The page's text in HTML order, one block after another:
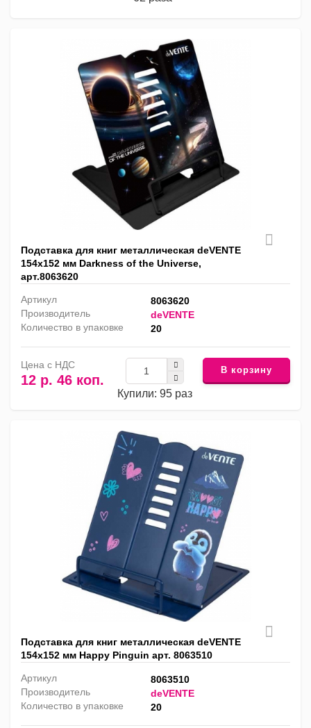
Подставка для книг металлическая deVENTE
154х152 мм Darkness of the Universe,
арт.8063620
Артикул
8063620
Производитель
deVENTE
Количество в упаковке
20
Цена с НДС
12 р. 46 коп.
Купили: 95 раз
В корзину
Подставка для книг металлическая deVENTE
154х152 мм Happy Pinguin арт. 8063510
Артикул
8063510
Производитель
deVENTE
Количество в упаковке
20